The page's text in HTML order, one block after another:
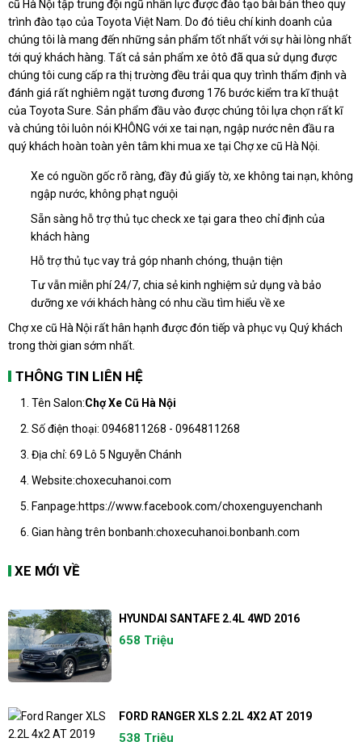
cũ Hà Nội tập trung đội ngũ nhân lực được đào tạo bài bản theo quy
trình đào tạo của Toyota Việt Nam. Do đó tiêu chí kinh doanh của
chúng tôi là mang đến những sản phẩm tốt nhất với sự hài lòng nhất
tới quý khách hàng. Tất cả sản phẩm xe ôtô đã qua sử dụng được
chúng tôi cung cấp ra thị trường đều trải qua quy trình thẩm định và
đánh giá rất nghiêm ngặt tương đương 176 bước kiểm tra kĩ thuật
của Toyota Sure. Sản phẩm đầu vào được chúng tôi lựa chọn rất kĩ
và chúng tôi luôn nói KHÔNG với xe tai nạn, ngập nước nên đầu ra
quý khách hoàn toàn yên tâm khi mua xe tại Chợ xe cũ Hà Nội.
Xe có nguồn gốc rõ ràng, đầy đủ giấy tờ, xe không tai nạn, không
ngập nước, không phạt nguội
Sẵn sàng hỗ trợ thủ tục check xe tại gara theo chỉ định của
khách hàng
Hỗ trợ thủ tục vay trả góp nhanh chóng, thuận tiện
Tư vẫn miễn phí 24/7, chia sẻ kinh nghiệm sử dụng và bảo
dưỡng xe với khách hàng có nhu cầu tìm hiểu về xe
Chợ xe cũ Hà Nội rất hân hạnh được đón tiếp và phục vụ Quý khách
trong thời gian sớm nhất.
THÔNG TIN LIÊN HỆ
1. Tên Salon:Chợ Xe Cũ Hà Nội
2. Số điện thoại: 0946811268 - 0964811268
3. Địa chỉ: 69 Lô 5 Nguyễn Chánh
4. Website:choxecuhanoi.com
5. Fanpage:https://www.facebook.com/choxenguyenchanh
6. Gian hàng trên bonbanh:choxecuhanoi.bonbanh.com
XE MỚI VỀ
HYUNDAI SANTAFE 2.4L 4WD 2016
658 Triệu
FORD RANGER XLS 2.2L 4X2 AT 2019
538 Triệu